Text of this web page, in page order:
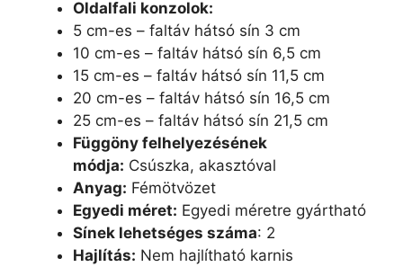
Oldalfali konzolok:
5 cm-es – faltáv hátsó sín 3 cm
10 cm-es – faltáv hátsó sín 6,5 cm
15 cm-es – faltáv hátsó sín 11,5 cm
20 cm-es – faltáv hátsó sín 16,5 cm
25 cm-es – faltáv hátsó sín 21,5 cm
Függöny felhelyezésének
módja: Csúszka, akasztóval
Anyag: Fémötvözet
Egyedi méret: Egyedi méretre gyártható
Sínek lehetséges száma: 2
Hajlítás: Nem hajlítható karnis